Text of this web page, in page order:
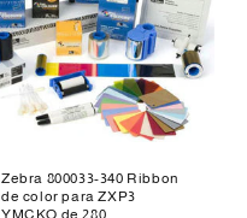
Zebra 800033-340 Ribbon
de color para ZXP3
YMCKO de 280